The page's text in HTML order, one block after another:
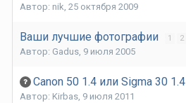
Автор: nik, 25 октября 2009
Ваши лучшие фотографии 1 2
Автор: Gadus, 9 июля 2005
Canon 50 1.4 или Sigma 30 1.4
Автор: Kirbas, 9 июля 2011